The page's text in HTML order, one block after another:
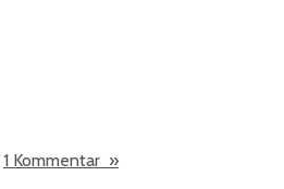
1 Kommentar »